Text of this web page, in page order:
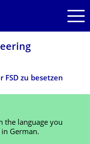
FSD zu besetzen
the language you
German.